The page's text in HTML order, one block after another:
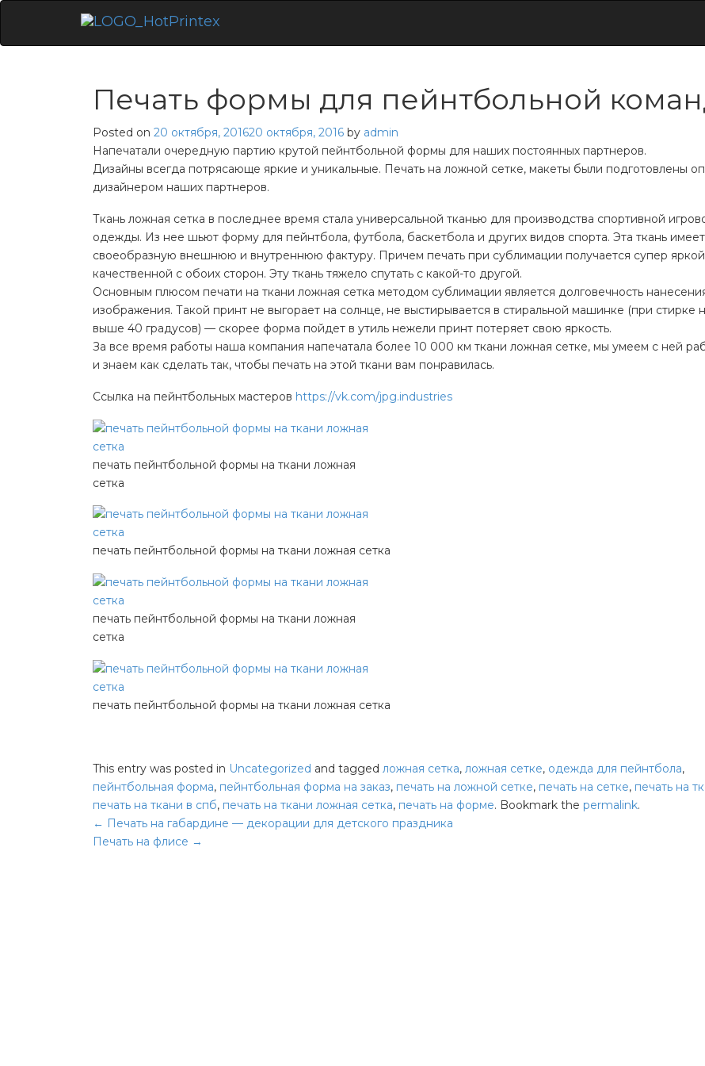
content
Печать формы для пейнтбольной
Posted on 20 октября, 201620 октября, 2016 by admin
Напечатали очередную партию крутой пейнтбольной формы для наших постоянных партнеров.
Дизайны всегда потрясающе яркие и уникальные. Печать на ложной сетке, макеты были подготовлены
дизайнером наших партнеров.
Ткань ложная сетка в последнее время стала универсальной тканью для производства спортивной
одежды. Из нее шьют форму для пейнтбола, футбола, баскетбола и других видов спорта. Эта ткань имеет
своеобразную внешнюю и внутреннюю фактуру. Причем печать при сублимации получается супер
качественной с обоих сторон. Эту ткань тяжело спутать с какой-то другой.
Основным плюсом печати на ткани ложная сетка методом сублимации является долговечность
изображения. Такой принт не выгорает на солнце, не выстирывается в стиральной машинке (при стирке
выше 40 градусов) — скорее форма пойдет в утиль нежели принт потеряет свою яркость.
За все время работы наша компания напечатала более 10 000 км ткани ложная сетке, мы умеем с ней
и знаем как сделать так, чтобы печать на этой ткани вам понравилась.
Ссылка на пейнтбольных мастеров https://vk.com/jpg.industries
печать пейнтбольной формы на ткани ложная
сетка
печать пейнтбольной формы на ткани ложная сетка
печать пейнтбольной формы на ткани ложная
сетка
печать пейнтбольной формы на ткани ложная сетка
This entry was posted in Uncategorized and tagged ложная сетка, ложная сетке, одежда для пейнтбола,
пейнтбольная форма, пейнтбольная форма на заказ, печать на ложной сетке, печать на сетке, печать на
печать на ткани в спб, печать на ткани ложная сетка, печать на форме. Bookmark the permalink.
Навигация
← Печать на габардине — декорации для детского праздника
Печать на флисе →